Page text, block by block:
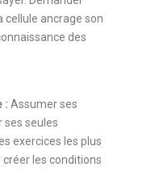
cellule ancrage son
des
: Assumer ses
ses seules
exercices les plus
les conditions